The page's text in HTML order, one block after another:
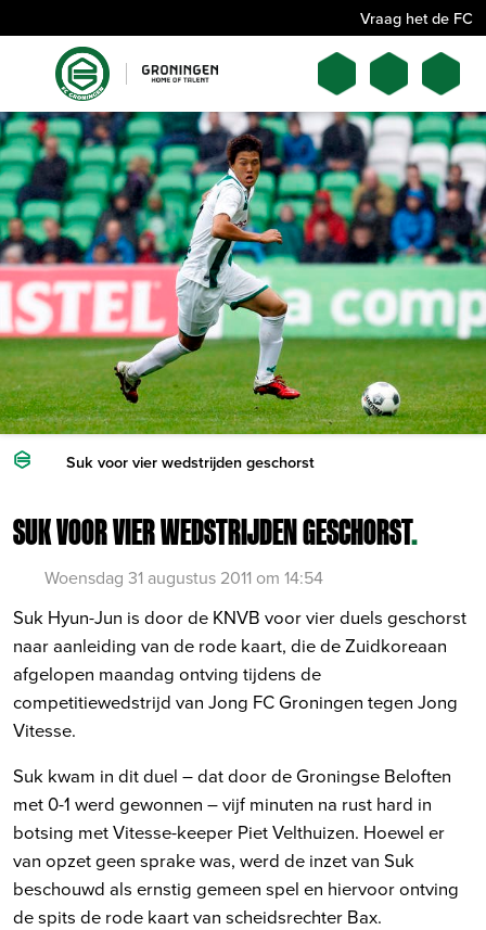
Vraag het de FC
Suk voor vier wedstrijden geschorst
SUK VOOR VIER WEDSTRIJDEN GESCHORST.
Woensdag 31 augustus 2011 om 14:54
Suk Hyun-Jun is door de KNVB voor vier duels geschorst
naar aanleiding van de rode kaart, die de Zuidkoreaan
afgelopen maandag ontving tijdens de
competitiewedstrijd van Jong FC Groningen tegen Jong
Vitesse.
Suk kwam in dit duel – dat door de Groningse Beloften
met 0-1 werd gewonnen – vijf minuten na rust hard in
botsing met Vitesse-keeper Piet Velthuizen. Hoewel er
van opzet geen sprake was, werd de inzet van Suk
beschouwd als ernstig gemeen spel en hiervoor ontving
de spits de rode kaart van scheidsrechter Bax.